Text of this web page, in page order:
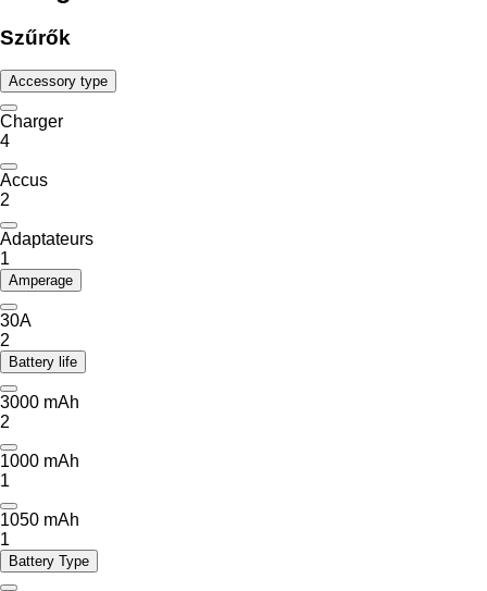
Szűrők
Accessory type
Charger
4
Accus
2
Adaptateurs
1
Amperage
30A
2
Battery life
3000 mAh
2
1000 mAh
1
1050 mAh
1
Battery Type